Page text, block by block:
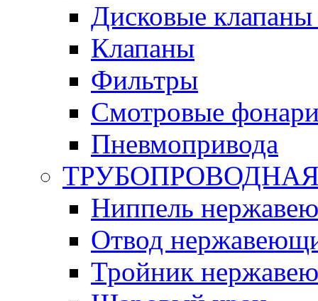
Дисковые
Клапаны
Фильтры
Смотровые
Пневмопривода
Ниппель
Отвод
Тройник